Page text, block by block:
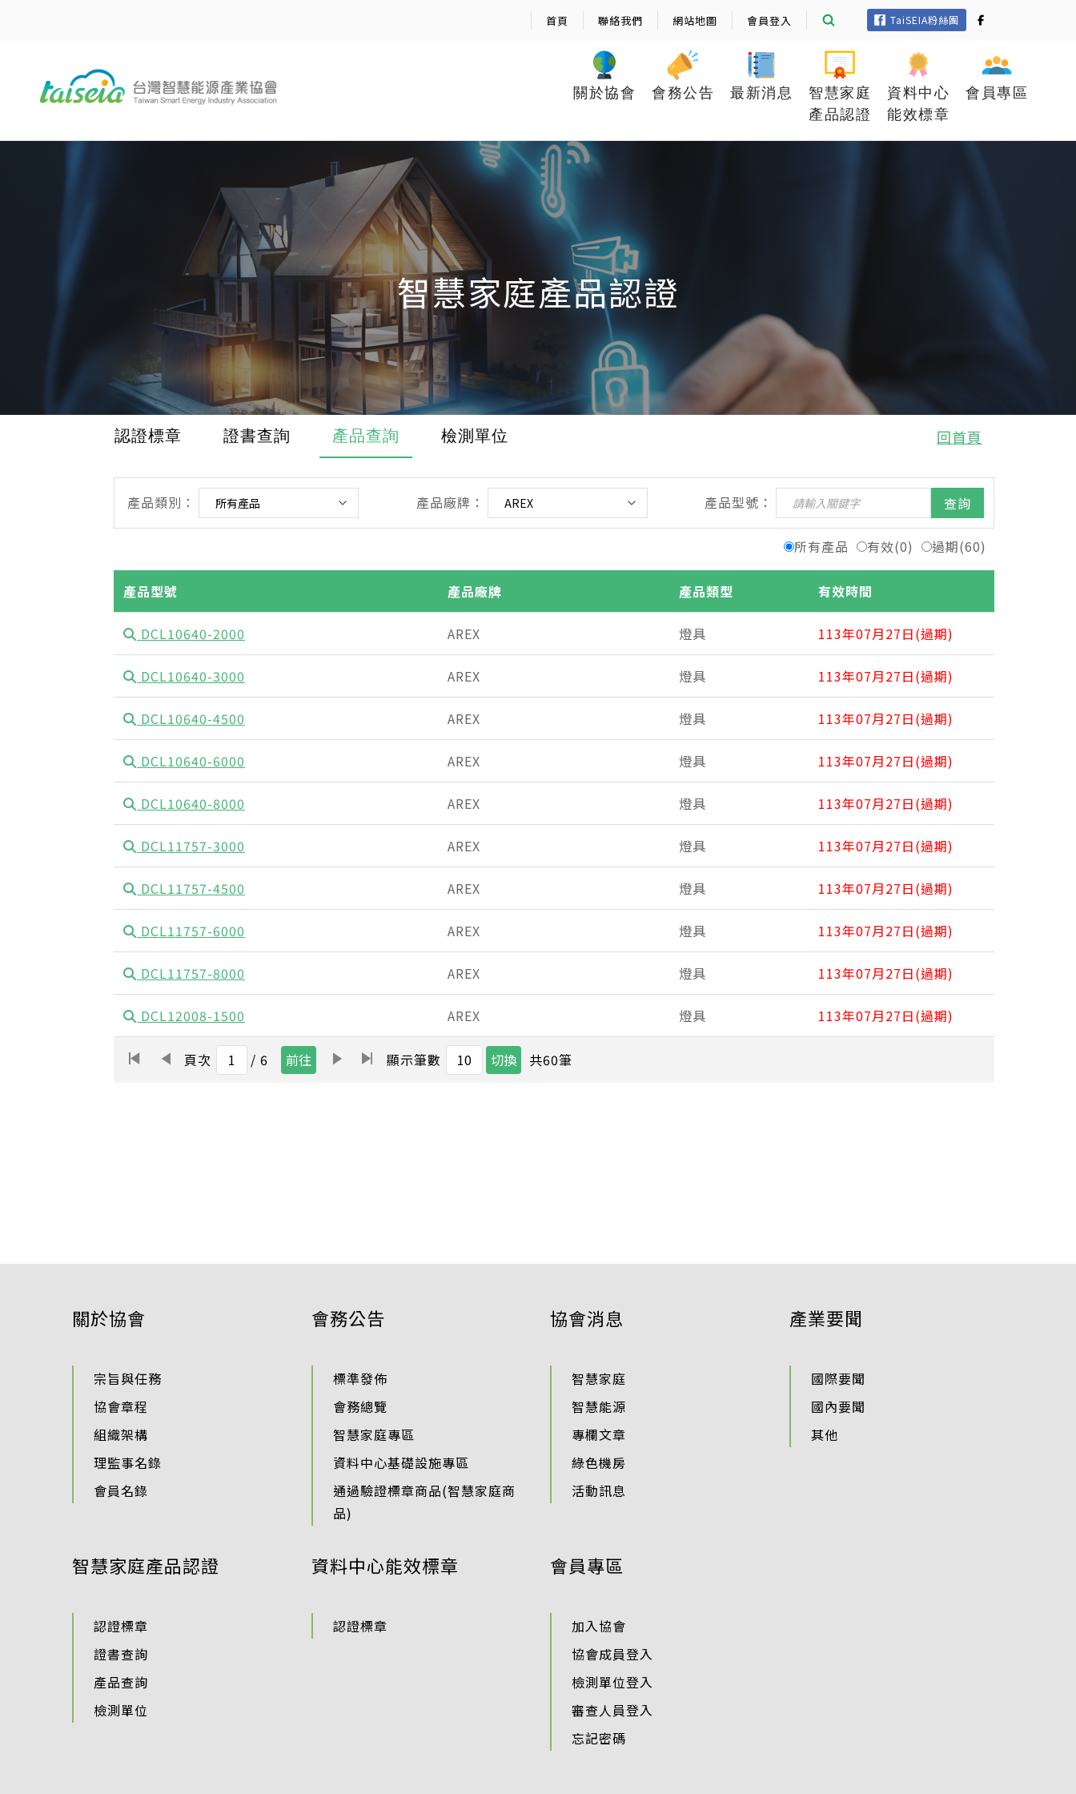
首頁 聯絡我們 網站地圖 會員登入 TaiSEIA粉絲團
關於協會 會務公告 最新消息
智慧家庭
產品認證
資料中心
能效標章
會員專區
智慧家庭產品認證
認證標章 證書查詢 產品查詢 檢測單位 回首頁
產品類別： 產品廠牌： 產品型號： 查詢
所有產品 有效(0) 過期(60)
產品型號 產品廠牌 產品類型 有效時間
DCL10640-2000 AREX 燈具 113年07月27日(過期)
DCL10640-3000 AREX 燈具 113年07月27日(過期)
DCL10640-4500 AREX 燈具 113年07月27日(過期)
DCL10640-6000 AREX 燈具 113年07月27日(過期)
DCL10640-8000 AREX 燈具 113年07月27日(過期)
DCL11757-3000 AREX 燈具 113年07月27日(過期)
DCL11757-4500 AREX 燈具 113年07月27日(過期)
DCL11757-6000 AREX 燈具 113年07月27日(過期)
DCL11757-8000 AREX 燈具 113年07月27日(過期)
DCL12008-1500 AREX 燈具 113年07月27日(過期)
頁次 / 6 顯示筆數 共60筆
關於協會
宗旨與任務
協會章程
組織架構
理監事名錄
會員名錄
會務公告
標準發佈
會務總覽
智慧家庭專區
資料中心基礎設施專區
通過驗證標章商品(智慧家庭商
品)
協會消息
智慧家庭
智慧能源
專欄文章
綠色機房
活動訊息
產業要聞
國際要聞
國內要聞
其他
智慧家庭產品認證
認證標章
證書查詢
產品查詢
檢測單位
資料中心能效標章
認證標章
會員專區
加入協會
協會成員登入
檢測單位登入
審查人員登入
忘記密碼